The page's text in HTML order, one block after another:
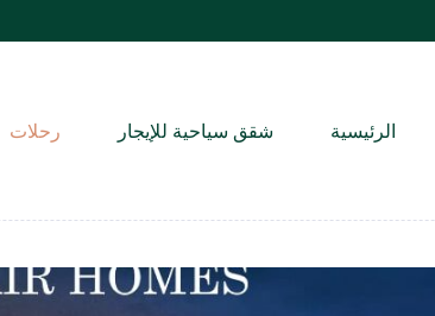
الرئيسية شقق سياحية للإيجار رحلات